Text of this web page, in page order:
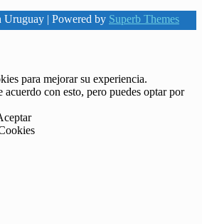
Uruguay | Powered by Superb Themes
para mejorar su experiencia.
acuerdo con esto, pero puedes optar por